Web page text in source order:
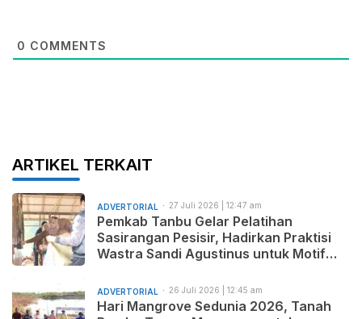
0 COMMENTS
ARTIKEL TERKAIT
ADVERTORIAL 27 Juli 2026 | 12:47 am
Pemkab Tanbu Gelar Pelatihan
Sasirangan Pesisir, Hadirkan Praktisi
Wastra Sandi Agustinus untuk Motif
ADVERTORIAL 26 Juli 2026 | 12:45 am
Hari Mangrove Sedunia 2026, Tanah